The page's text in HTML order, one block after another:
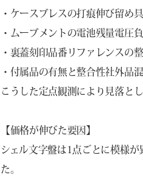
・ケースブレスの打痕伸び留め
・ムーブメントの電池残量電圧
・裏蓋刻印品番リファレンスの
・付属品の有無と整合性社外品
こうした定点観測により見落と
【価格が伸びた要因】
シェル文字盤は1点ごとに模様
た。